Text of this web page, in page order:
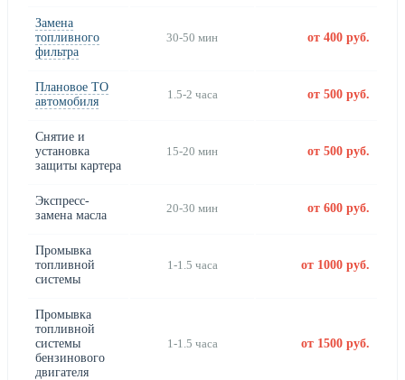
Замена
топливного
фильтра
30-50 мин от 400 руб.
Плановое ТО
автомобиля
1.5-2 часа от 500 руб.
Снятие и
установка
защиты картера
15-20 мин от 500 руб.
Экспресс-
замена масла
20-30 мин от 600 руб.
Промывка
топливной
системы
1-1.5 часа от 1000 руб.
Промывка
топливной
системы
бензинового
двигателя
1-1.5 часа от 1500 руб.